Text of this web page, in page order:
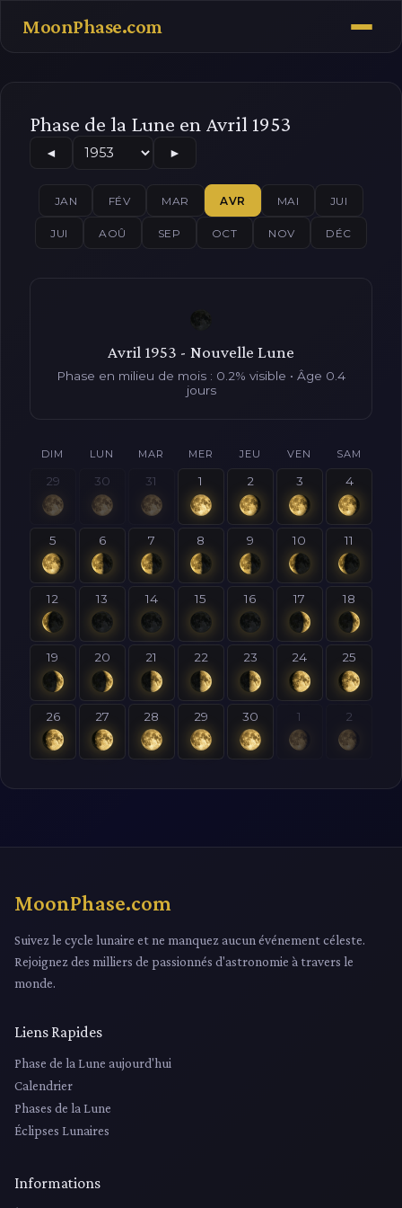
MoonPhase.com
Phase de la Lune en Avril 1953
◄ ►
JAN FÉV MAR AVR MAI JUI
JUI AOÛ SEP OCT NOV DÉC
Avril 1953 - Nouvelle Lune
Phase en milieu de mois : 0.2% visible • Âge 0.4
jours
DIM LUN MAR MER JEU VEN SAM
29 30 31 1 2 3 4
5 6 7 8 9 10 11
12 13 14 15 16 17 18
19 20 21 22 23 24 25
26 27 28 29 30 1 2
MoonPhase.com
Suivez le cycle lunaire et ne manquez aucun événement céleste.
Rejoignez des milliers de passionnés d'astronomie à travers le
monde.
Liens Rapides
Phase de la Lune aujourd'hui
Calendrier
Phases de la Lune
Éclipses Lunaires
Informations